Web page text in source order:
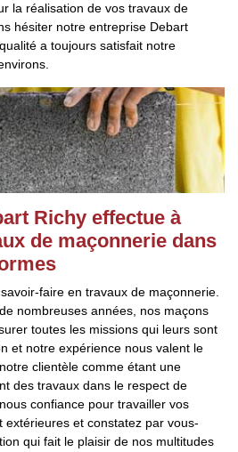
la réalisation de vos travaux de
hésiter notre entreprise Debart
a toujours satisfait notre
Richy effectue à
de maçonnerie dans
faire en travaux de maçonnerie.
nombreuses années, nos maçons
toutes les missions qui leurs sont
et notre expérience nous valent le
clientèle comme étant une
des travaux dans le respect de
confiance pour travailler vos
extérieures et constatez par vous-
qui fait le plaisir de nos multitudes